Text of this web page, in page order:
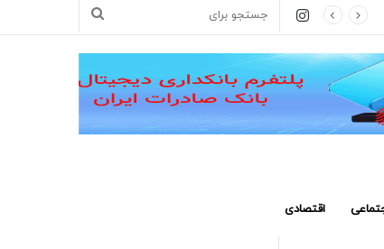
جستجو
اینستاگرام
اقتصادی